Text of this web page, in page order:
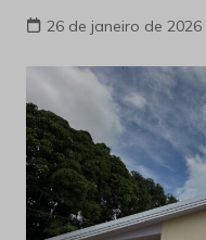
26 de janeiro de 2026